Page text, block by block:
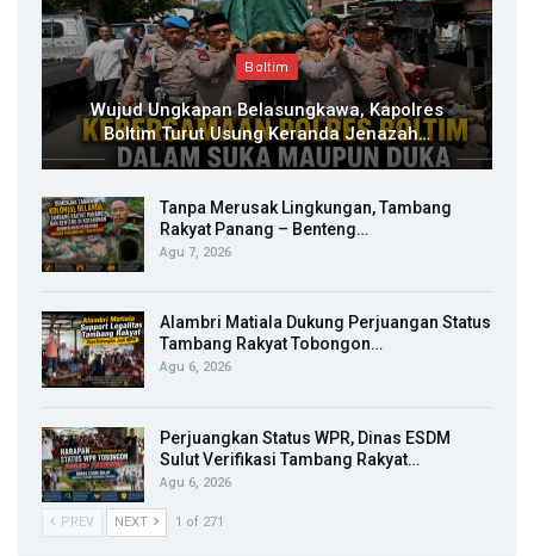
Boltim
Wujud Ungkapan Belasungkawa, Kapolres
Boltim Turut Usung Keranda Jenazah…
Tanpa Merusak Lingkungan, Tambang
Rakyat Panang – Benteng…
Agu 7, 2026
Alambri Matiala Dukung Perjuangan Status
Tambang Rakyat Tobongon…
Agu 6, 2026
Perjuangkan Status WPR, Dinas ESDM
Sulut Verifikasi Tambang Rakyat…
Agu 6, 2026
PREV NEXT 1 of 271